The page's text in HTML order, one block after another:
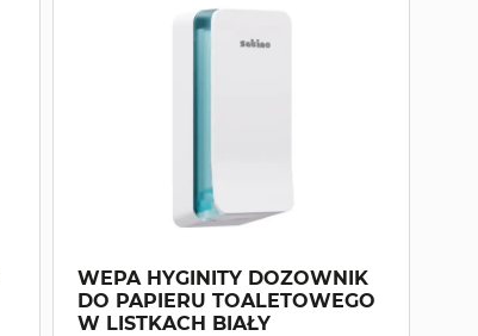
WEPA HYGINITY DOZOWNIK
DO PAPIERU TOALETOWEGO
W LISTKACH BIAŁY